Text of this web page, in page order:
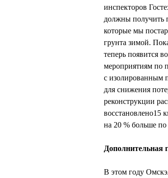
инспекторов
должны получить
которые мы
грунта зимой.
теперь появится
мероприятиям по
с изолированным
для снижения
реконструкции
восстановлено15
на 20 % больше
Дополнительная
В этом году